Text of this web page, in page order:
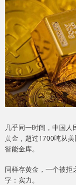
几乎同一时间，中国
黄金，超过1700吨从
智能金库。
同样存黄金，一个被拒
字：实力。